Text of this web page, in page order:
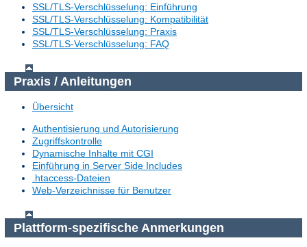
SSL/TLS-Verschlüsselung: Einführung
SSL/TLS-Verschlüsselung: Kompatibilität
SSL/TLS-Verschlüsselung: Praxis
SSL/TLS-Verschlüsselung: FAQ
Praxis / Anleitungen
Übersicht
Authentisierung und Autorisierung
Zugriffskontrolle
Dynamische Inhalte mit CGI
Einführung in Server Side Includes
.htaccess-Dateien
Web-Verzeichnisse für Benutzer
Plattform-spezifische Anmerkungen